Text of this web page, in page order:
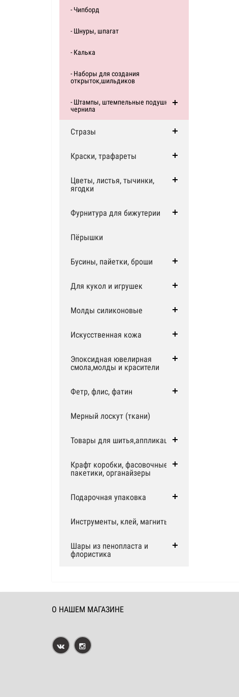
- Чипборд
- Шнуры, шпагат
- Калька
- Наборы для создания
открыток,шильдиков
- Штампы, штемпельные подушки,
чернила
Стразы
Краски, трафареты
Цветы, листья, тычинки,
ягодки
Фурнитура для бижутерии
Пёрышки
Бусины, пайетки, броши
Для кукол и игрушек
Молды силиконовые
Искусственная кожа
Эпоксидная ювелирная
смола,молды и красители
Фетр, флис, фатин
Мерный лоскут (ткани)
Товары для шитья,аппликации
Крафт коробки, фасовочные
пакетики, органайзеры
Подарочная упаковка
Инструменты, клей, магниты
Шары из пенопласта и
флористика
О НАШЕМ МАГАЗИНЕ